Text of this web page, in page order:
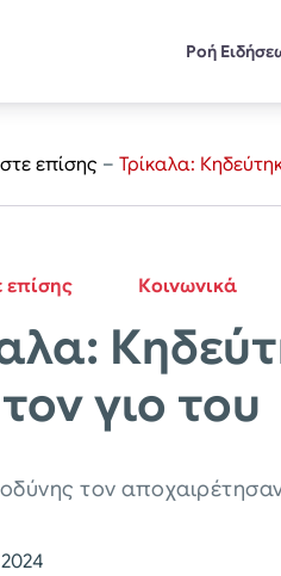
Ροή
επίσης – Τρίκαλα:
επίσης Κοινωνικά
γιο του
τον αποχαιρέτησαν